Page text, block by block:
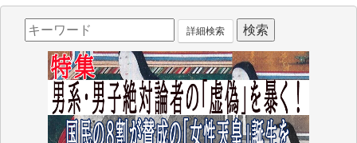
詳細検索